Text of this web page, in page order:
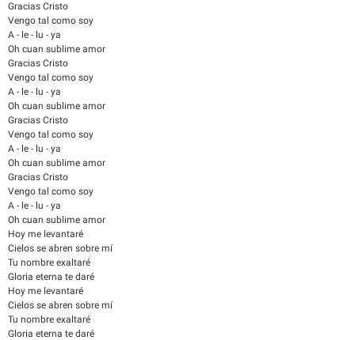
Gracias Cristo
Vengo tal como soy
A - le - lu - ya
Oh cuan sublime amor
Gracias Cristo
Vengo tal como soy
A - le - lu - ya
Oh cuan sublime amor
Gracias Cristo
Vengo tal como soy
A - le - lu - ya
Oh cuan sublime amor
Gracias Cristo
Vengo tal como soy
A - le - lu - ya
Oh cuan sublime amor
Hoy me levantaré
Cielos se abren sobre mí
Tu nombre exaltaré
Gloria eterna te daré
Hoy me levantaré
Cielos se abren sobre mí
Tu nombre exaltaré
Gloria eterna te daré